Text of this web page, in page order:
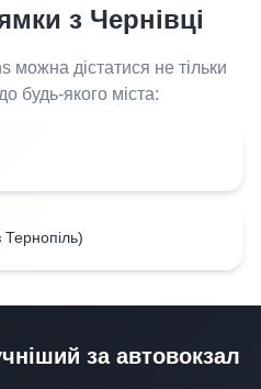
з Чернівці
можна дістатися не тільки
будь-якого міста:
Тернопіль)
за автовокзал